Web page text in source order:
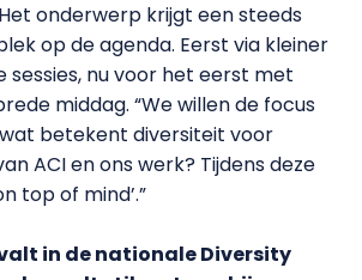
onderwerp krijgt een steeds
op de agenda. Eerst via kleiner
sessies, nu voor het eerst met
middag. “We willen de focus
betekent diversiteit voor
ACI en ons werk? Tijdens deze
top of mind’.”
in de nationale Diversity